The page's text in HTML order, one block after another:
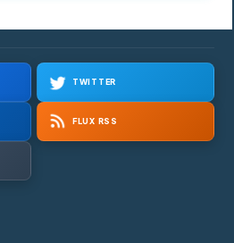
TWITTER
FLUX RSS